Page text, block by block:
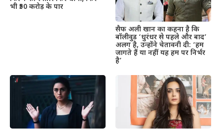
भी ₹50 करोड़ के पार
सैफ अली खान का कहना है कि
बॉलीवुड ‘धुरंधर से पहले और बाद’
अलग है, उन्होंने चेतावनी दी: ‘हम
जागते हैं या नहीं यह हम पर निर्भर
है’